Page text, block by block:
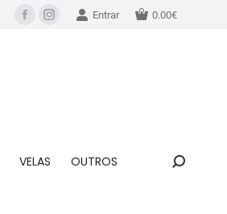
Entrar 0.00€
VELAS OUTROS